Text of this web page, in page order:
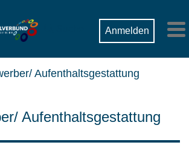
Anmelden
Aufenthaltsgestattung
Aufenthaltsgestattung